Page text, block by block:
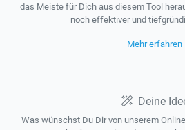
das Meiste für Dich aus diesem Tool
noch effektiver und
Mehr erfahren
Deine
Was wünschst Du Dir von unserem